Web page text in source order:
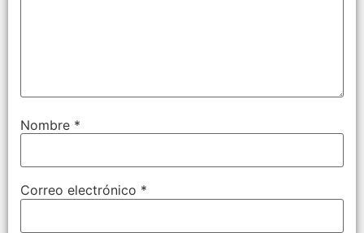
Nombre *
Correo electrónico *